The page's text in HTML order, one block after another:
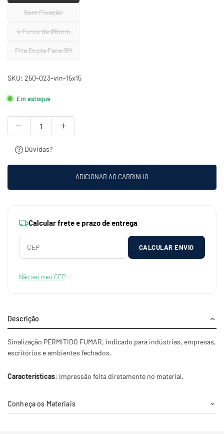
Sem Fixação
4 Furos de Ø6mm
Fita Dupla Face 3M
SKU: 250-023-vin-15x15
Em estoque
Dúvidas?
ADICIONAR AO CARRINHO
Calcular frete e prazo de entrega
CALCULAR ENVIO
Não sei meu CEP
Descrição
Sinalização PERMITIDO FUMAR, indicado para indústrias, empresas,
escritórios e ambientes fechados.
Características: Impressão feita diretamente no material.
Conheça os Materiais